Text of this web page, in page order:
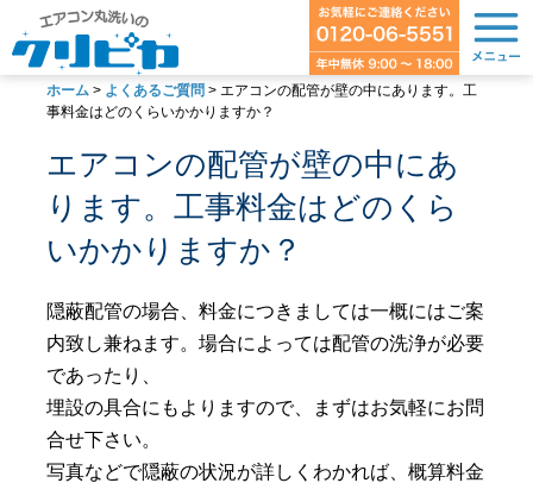
ホーム > よくあるご質問 > エアコンの配管が壁の中にあります。工
事料金はどのくらいかかりますか？
エアコンの配管が壁の中にあ
ります。工事料金はどのくら
いかかりますか？
隠蔽配管の場合、料金につきましては一概にはご案
内致し兼ねます。場合によっては配管の洗浄が必要
であったり、
埋設の具合にもよりますので、まずはお気軽にお問
合せ下さい。
写真などで隠蔽の状況が詳しくわかれば、概算料金